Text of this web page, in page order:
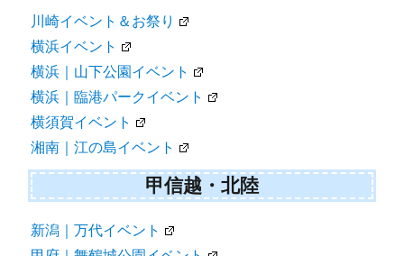
川崎イベント＆お祭り
横浜イベント
横浜｜山下公園イベント
横浜｜臨港パークイベント
横須賀イベント
湘南｜江の島イベント
甲信越・北陸
新潟｜万代イベント